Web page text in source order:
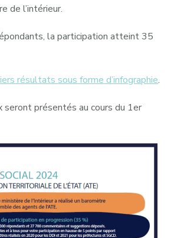
de l’intérieur.
la participation atteint 35
résultats sous forme d’infographie.
présentés au cours du 1er